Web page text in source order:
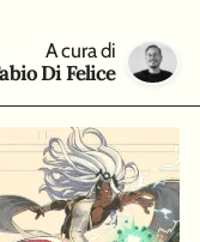
A cura di
Di Felice